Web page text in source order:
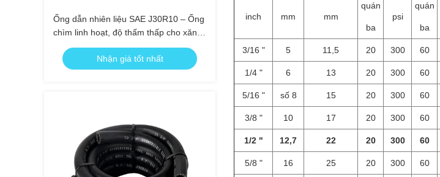
Ống dẫn nhiên liệu SAE J30R10 – Ống
chìm linh hoạt, độ thấm thấp cho xăng,
dầu diesel, ethanol
Nhận giá tốt nhất
inch mm mm
quán
ba
psi
quán
ba
3/16 " 5 11,5 20 300 60
1/4 " 6 13 20 300 60
5/16 " số 8 15 20 300 60
3/8 " 10 17 20 300 60
1/2 " 12,7 22 20 300 60
5/8 " 16 25 20 300 60